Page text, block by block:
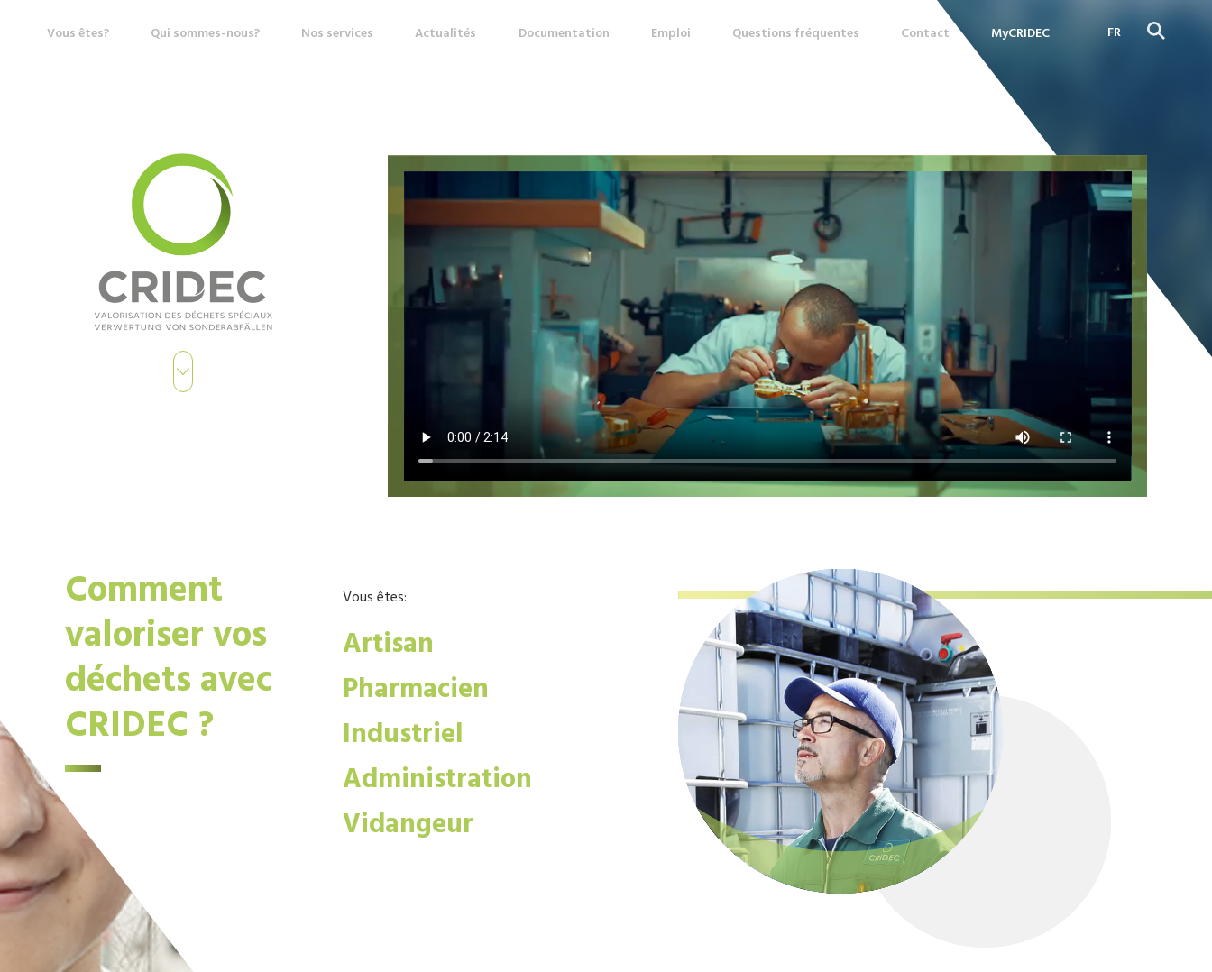
Vous êtes? Qui sommes-nous? Nos services Actualités Documentation Emploi Questions fréquentes Contact MyCRIDEC
FR
Comment
valoriser vos
déchets avec
CRIDEC ?
Vous êtes:
Artisan
Pharmacien
Industriel
Administration
Vidangeur